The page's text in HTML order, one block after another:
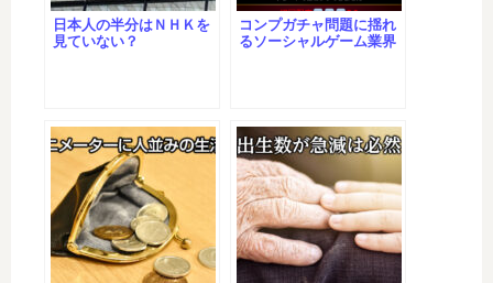
日本人の半分はＮＨＫを
見ていない？
コンプガチャ問題に揺れ
るソーシャルゲーム業界